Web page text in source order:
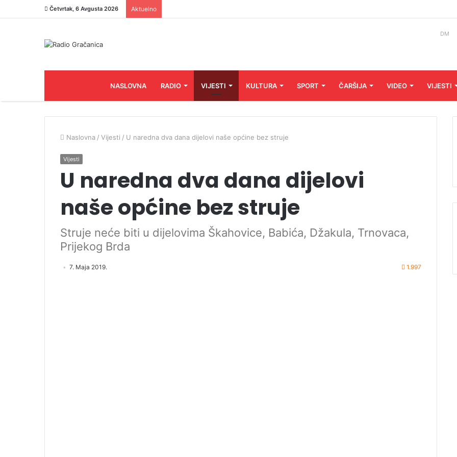
Četvrtak, 6 Avgusta 2026 Aktuelno
DM
NASLOVNA RADIO VIJESTI KULTURA SPORT ČARŠIJA VIDEO VIJESTI
Naslovna / Vijesti / U naredna dva dana dijelovi naše općine bez struje
Vijesti
U naredna dva dana dijelovi
naše općine bez struje
Struje neće biti u dijelovima Škahovice, Babića, Džakula, Trnovaca,
Prijekog Brda
7. Maja 2019. 1.997